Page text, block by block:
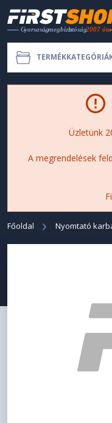
Üzletünk
A megrendelések
Főoldal